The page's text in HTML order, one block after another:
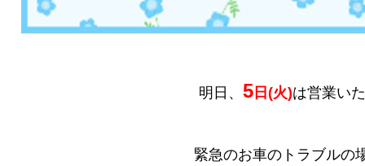
明日、 5日(火)は営業い
緊急のお車のトラブルの